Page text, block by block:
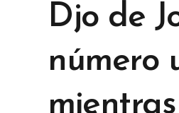
Djo de
número